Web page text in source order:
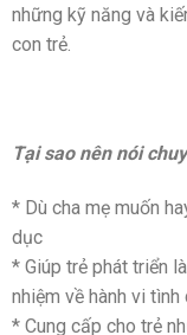
những kỹ năng và
con trẻ.
Tại sao nên nói
* Dù cha mẹ muốn
dục
* Giúp trẻ phát triển
nhiệm về hành vi tình
* Cung cấp cho trẻ